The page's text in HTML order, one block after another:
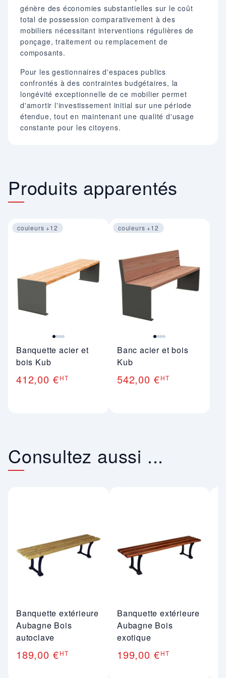
génère des économies substantielles sur le coût
total de possession comparativement à des
mobiliers nécessitant interventions régulières de
ponçage, traitement ou remplacement de
composants.
Pour les gestionnaires d'espaces publics
confrontés à des contraintes budgétaires, la
longévité exceptionnelle de ce mobilier permet
d'amortir l'investissement initial sur une période
étendue, tout en maintenant une qualité d'usage
constante pour les citoyens.
Produits apparentés
couleurs +12
Banquette acier et
bois Kub
412,00 €HT
couleurs +12
Banc acier et bois
Kub
542,00 €HT
Consultez aussi ...
Banquette extérieure
Aubagne Bois
autoclave
189,00 €HT
Banquette extérieure
Aubagne Bois
exotique
199,00 €HT